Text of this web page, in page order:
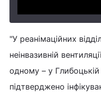
"У реанімаційних
неінвазивній
одному – у Глибоцькій
підтверджено